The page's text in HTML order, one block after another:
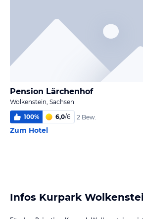
Pension Lärchenhof
Wolkenstein, Sachsen
100% 6,0/6 2 Bew.
Zum Hotel
Infos Kurpark